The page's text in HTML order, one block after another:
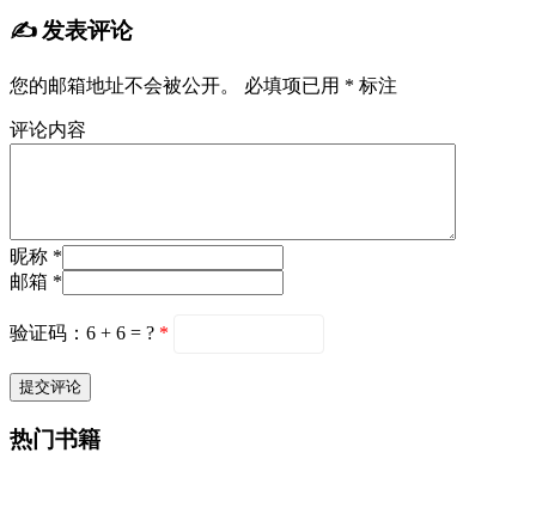
✍️ 发表评论
您的邮箱地址不会被公开。 必填项已用 * 标注
评论内容
昵称 *
邮箱 *
验证码：6 + 6 = ? *
热门书籍